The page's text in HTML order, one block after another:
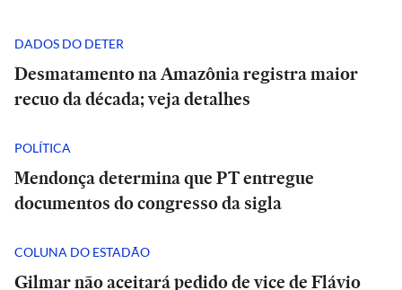
DADOS DO DETER
Desmatamento na Amazônia registra maior
recuo da década; veja detalhes
POLÍTICA
Mendonça determina que PT entregue
documentos do congresso da sigla
COLUNA DO ESTADÃO
Gilmar não aceitará pedido de vice de Flávio